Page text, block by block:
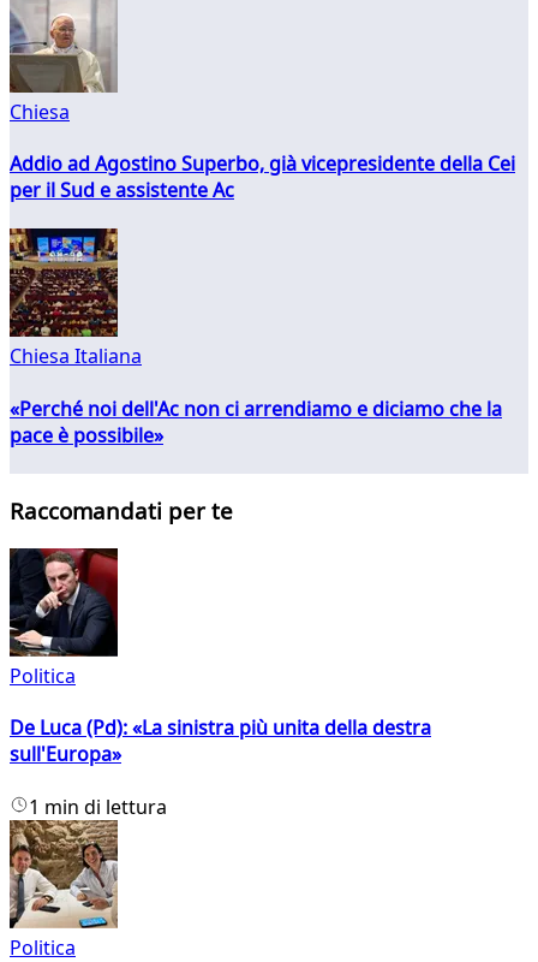
Chiesa
Addio ad Agostino Superbo, già vicepresidente della Cei
per il Sud e assistente Ac
Chiesa Italiana
«Perché noi dell'Ac non ci arrendiamo e diciamo che la
pace è possibile»
Raccomandati per te
Politica
De Luca (Pd): «La sinistra più unita della destra
sull'Europa»
1 min di lettura
Politica